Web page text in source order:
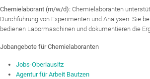
Chemielaborant (m/w/d): Chemielaboranten
Durchführung von Experimenten und Analysen. Sie
bedienen Labormaschinen und dokumentieren die
Jobangebote für Chemielaboranten
Jobs-Oberlausitz
Agentur für Arbeit Bautzen